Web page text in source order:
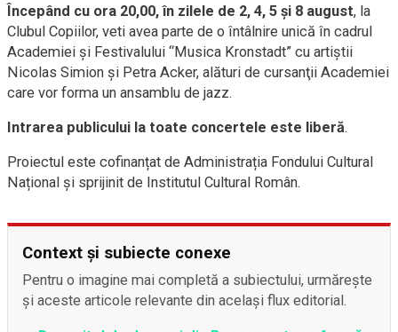
Începând cu ora 20,00, în zilele de 2, 4, 5 şi 8 august, la
Clubul Copiilor, veti avea parte de o întâlnire unică în cadrul
Academiei şi Festivalului “Musica Kronstadt” cu artiştii
Nicolas Simion şi Petra Acker, alături de cursanţii Academiei
care vor forma un ansamblu de jazz.
Intrarea publicului la toate concertele este liberă.
Proiectul este cofinanțat de Administrația Fondului Cultural
Național și sprijinit de Institutul Cultural Român.
Context și subiecte conexe
Pentru o imagine mai completă a subiectului, urmărește
și aceste articole relevante din același flux editorial.